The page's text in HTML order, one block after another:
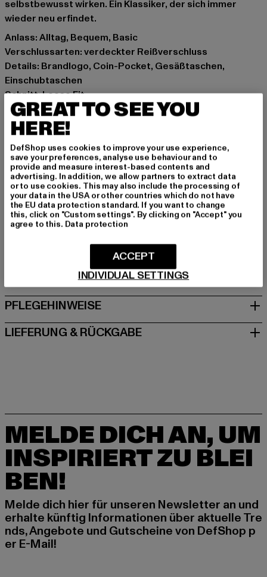
selbstbewusst wirken. Ein Klassiker, der sich immer
wieder neu erfindet.
Anlass: Alltag, Bequem, Basic
Verschlussarten: verdeckter Reißverschluss
Details: Brandlogo, Coin-Pocket, Gesäßtaschen,
Einschubtaschen
Schnitt: Loose Fit
Marke: Dangerous DNGRS
Kat.: Loose Fit Jeans
Farbe: blau
Hersteller Farbe: darkblue
Materialzusammensetzung: 100% Baumwolle
Art.Nr: DGJS165-00800
Hersteller: TB International GmbH |info@tbint.de
Dr.-Robert-Murjahn-Straße 7 | 64372 Ober-Ramstadt |
GRÖSSE & PASSFORM
PFLEGEHINWEISE
LIEFERUNG & RÜCKGABE
MELDE DICH AN, UM
INSPIRIERT ZU BLEI
BEN!
Melde dich hier für unseren Newsletter an und
erhalte künftig Informationen über aktuelle Tre
nds, Angebote und Gutscheine von DefShop p
er E-Mail!
GREAT TO SEE YOU
HERE!
DefShop uses cookies to improve your use experience,
save your preferences, analyse use behaviour and to
provide and measure interest-based contents and
advertising. In addition, we allow partners to extract data
or to use cookies. This may also include the processing of
your data in the USA or other countries which do not have
the EU data protection standard. If you want to change
this, click on "Custom settings". By clicking on "Accept" you
agree to this. Data protection
INDIVIDUAL SETTINGS
ACCEPT